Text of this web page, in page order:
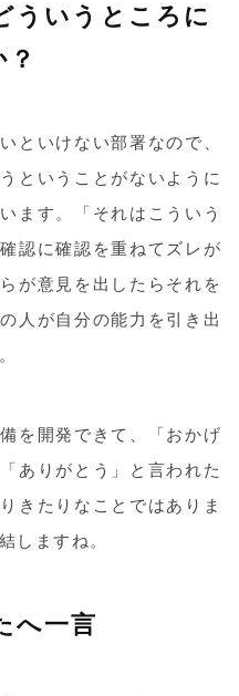
ういうところに
といけない部署なので、
ということがないように
ます。「それはこういう
認に確認を重ねてズレが
が意見を出したらそれを
人が自分の能力を引き出
を開発できて、「おかげ
ありがとう」と言われた
きたりなことではありま
しますね。
へ一言